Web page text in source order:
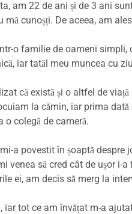
am 22 de ani și de 3 ani
mă cunoșți. De aceea, am
o familie de oameni
iar tatăl meu muncea cu
că există și o altfel de
la cămin, iar prima
o colegă de cameră.
a povestit în șoaptă despre
venea să cred cât de ușor
ei, am decis să merg la
iar tot ce am învățat m-a